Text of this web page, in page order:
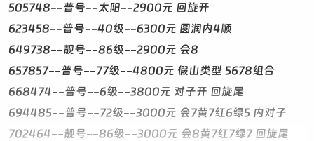
505748--普号--太阳--2900元 回旋开
623458--普号--40级--6300元 圆润内4顺
649738--靓号--86级--2900元 会8
657857--普号--77级--4800元 假山类型 5678组合
668474--普号--6级--3800元 对子开 回旋尾
694485--普号--72级--3000元 会7黄7红6绿5 内对子
702464--靓号--86级--3000元 会8黄7红7绿7 回旋尾